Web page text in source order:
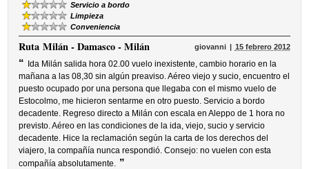
Servicio a bordo
Limpieza
Conveniencia
RutaMilán - Damasco - Milán giovanni 15 febrero 2012
“
Ida Milán salida hora 02.00 vuelo inexistente, cambio horario en la
mañana a las 08,30 sin algún preaviso. Aéreo viejo y sucio, encuentro el
puesto ocupado por una persona que llegaba con el mismo vuelo de
Estocolmo, me hicieron sentarme en otro puesto. Servicio a bordo
decadente. Regreso directo a Milán con escala en Aleppo de 1 hora no
previsto. Aéreo en las condiciones de la ida, viejo, sucio y servicio
decadente. Hice la reclamación según la carta de los derechos del
viajero, la compañía nunca respondió. Consejo: no vuelen con esta
compañía absolutamente. ”